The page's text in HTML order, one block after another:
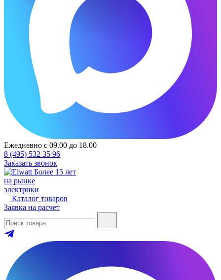
Ежедневно с 09.00 до 18.00
8 (495) 532 35 96
Заказать звонок
Более 15 лет
на рынке
электрики
Каталог товаров
Заявка на расчет